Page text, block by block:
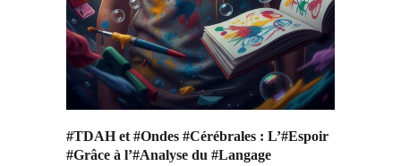
#TDAH et #Ondes #Cérébrales : L’#Espoir
#Grâce à l’#Analyse du #Langage